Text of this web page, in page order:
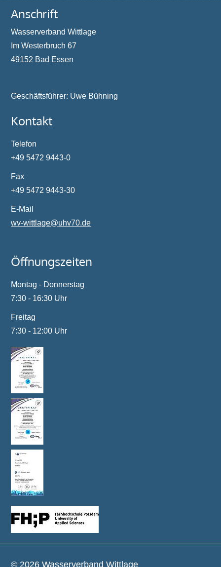
Anschrift
Wasserverband Wittlage
Im Westerbruch 67
49152 Bad Essen
Geschäftsführer: Uwe Bühning
Kontakt
Telefon
+49 5472 9443-0
Fax
+49 5472 9443-30
E-Mail
wv-wittlage@uhv70.de
Öffnungszeiten
Montag - Donnerstag
7:30 - 16:30 Uhr
Freitag
7:30 - 12:00 Uhr
© 2026 Wasserverband Wittlage